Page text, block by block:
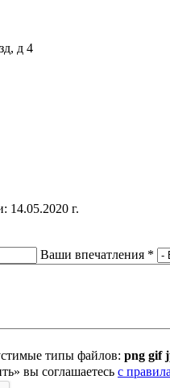
д 4
14.05.2020 г.
Ваши впечатления *
типы файлов: png gif
вы соглашаетесь с